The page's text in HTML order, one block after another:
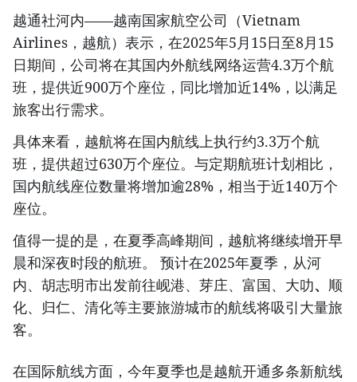
越通社河内——越南国家航空公司（Vietnam
Airlines，越航）表示，在2025年5月15日至8月15
日期间，公司将在其国内外航线网络运营4.3万个航
班，提供近900万个座位，同比增加近14%，以满足
旅客出行需求。
具体来看，越航将在国内航线上执行约3.3万个航
班，提供超过630万个座位。与定期航班计划相比，
国内航线座位数量将增加逾28%，相当于近140万个
座位。
值得一提的是，在夏季高峰期间，越航将继续增开早
晨和深夜时段的航班。 预计在2025年夏季，从河
内、胡志明市出发前往岘港、芽庄、富国、大叻、 顺
化、归仁、清化等主要旅游城市的航线将吸引大量旅
客。
在国际航线方面，今年夏季也是越航开通多条新航线